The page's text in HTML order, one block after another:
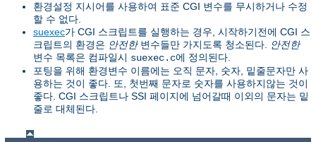
환경설정 지시어를 사용하여 표준 CGI 변수를 무시하거나 수정
할 수 없다.
suexec가 CGI 스크립트를 실행하는 경우, 시작하기전에 CGI 스
크립트의 환경은 안전한변수들만 가지도록 청소된다.
안전한
변수 목록은 컴파일시 suexec.c에 정의된다.
포팅을 위해 환경변수 이름에는 오직 문자, 숫자, 밑줄문자만 사
용하는 것이 좋다. 또, 첫번째 문자로 숫자를 사용하지않는 것이
좋다. CGI 스크립트나 SSI 페이지에 넘어갈때 이외의 문자는 밑
줄로 대체된다.